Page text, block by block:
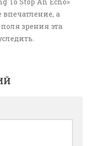
To Stop An Echo»
впечатление, а
зрения эта